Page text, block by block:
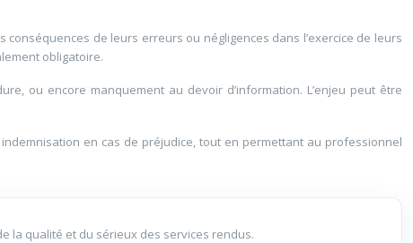
de leurs erreurs ou négligences dans l’exercice de leurs
obligatoire.
ou encore manquement au devoir d’information. L’enjeu peut être
en cas de préjudice, tout en permettant au professionnel
la qualité et du sérieux des services rendus.